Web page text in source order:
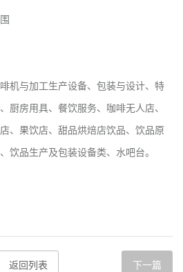
机与加工生产设备、包装与设计、特
厨房用具、餐饮服务、咖啡无人店、
、果饮店、甜品烘焙店饮品、饮品原
饮品生产及包装设备类、水吧台。
返回列表 下一篇